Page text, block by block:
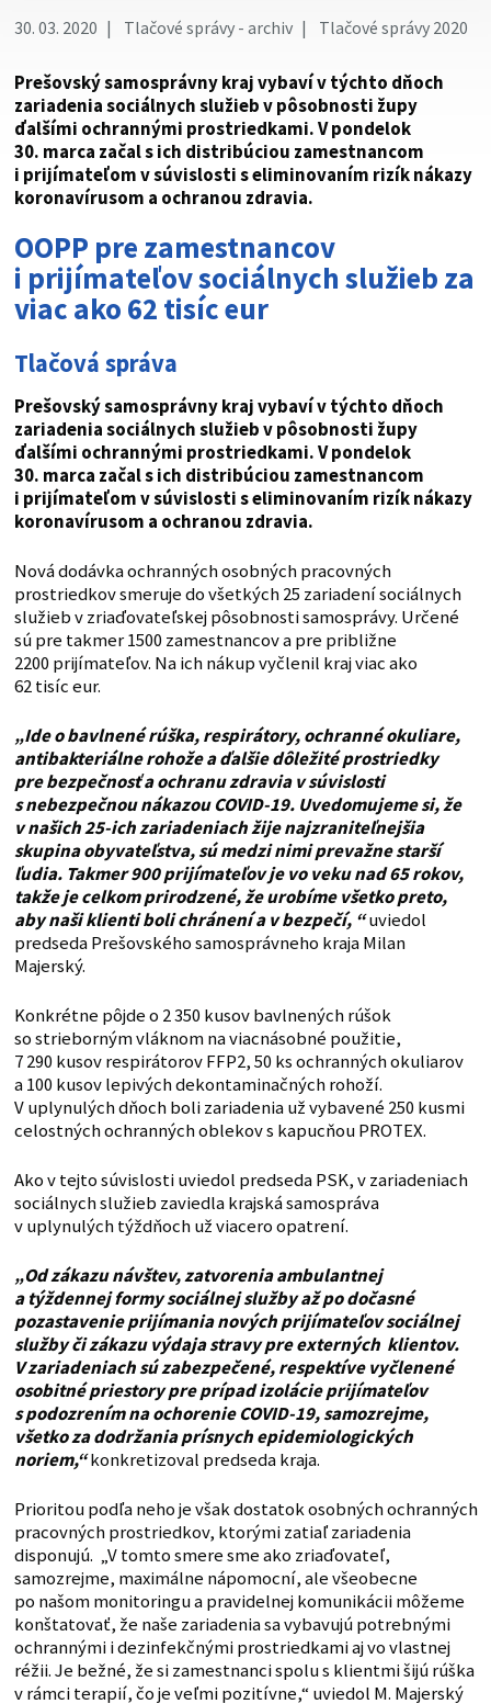
30. 03. 2020 Tlačové správy - archiv Tlačové správy 2020
Prešovský samosprávny kraj vybaví v týchto dňoch
zariadenia sociálnych služieb v pôsobnosti župy
ďalšími ochrannými prostriedkami. V pondelok
30. marca začal s ich distribúciou zamestnancom
i prijímateľom v súvislosti s eliminovaním rizík nákazy
koronavírusom a ochranou zdravia.
OOPP pre zamestnancov
i prijímateľov sociálnych služieb za
viac ako 62 tisíc eur
Tlačová správa
Prešovský samosprávny kraj vybaví v týchto dňoch
zariadenia sociálnych služieb v pôsobnosti župy
ďalšími ochrannými prostriedkami. V pondelok
30. marca začal s ich distribúciou zamestnancom
i prijímateľom v súvislosti s eliminovaním rizík nákazy
koronavírusom a ochranou zdravia.
Nová dodávka ochranných osobných pracovných
prostriedkov smeruje do všetkých 25 zariadení sociálnych
služieb v zriaďovateľskej pôsobnosti samosprávy. Určené
sú pre takmer 1500 zamestnancov a pre približne
2200 prijímateľov. Na ich nákup vyčlenil kraj viac ako
62 tisíc eur.
„Ide o bavlnené rúška, respirátory, ochranné okuliare,
antibakteriálne rohože a ďalšie dôležité prostriedky
pre bezpečnosť a ochranu zdravia v súvislosti
s nebezpečnou nákazou COVID-19. Uvedomujeme si, že
v našich 25-ich zariadeniach žije najzraniteľnejšia
skupina obyvateľstva, sú medzi nimi prevažne starší
ľudia. Takmer 900 prijímateľov je vo veku nad 65 rokov,
takže je celkom prirodzené, že urobíme všetko preto,
aby naši klienti boli chránení a v bezpečí, “uviedol
predseda Prešovského samosprávneho kraja Milan
Majerský.
Konkrétne pôjde o 2 350 kusov bavlnených rúšok
so strieborným vláknom na viacnásobné použitie,
7 290 kusov respirátorov FFP2, 50 ks ochranných okuliarov
a 100 kusov lepivých dekontaminačných rohoží.
V uplynulých dňoch boli zariadenia už vybavené 250 kusmi
celostných ochranných oblekov s kapucňou PROTEX.
Ako v tejto súvislosti uviedol predseda PSK, v zariadeniach
sociálnych služieb zaviedla krajská samospráva
v uplynulých týždňoch už viacero opatrení.
„Od zákazu návštev, zatvorenia ambulantnej
a týždennej formy sociálnej služby až po dočasné
pozastavenie prijímania nových prijímateľov sociálnej
služby či zákazu výdaja stravy pre externých klientov.
V zariadeniach sú zabezpečené, respektíve vyčlenené
osobitné priestory pre prípad izolácie prijímateľov
s podozrením na ochorenie COVID-19, samozrejme,
všetko za dodržania prísnych epidemiologických
noriem,“konkretizoval predseda kraja.
Prioritou podľa neho je však dostatok osobných ochranných
pracovných prostriedkov, ktorými zatiaľ zariadenia
disponujú. „V tomto smere sme ako zriaďovateľ,
samozrejme, maximálne nápomocní, ale všeobecne
po našom monitoringu a pravidelnej komunikácii môžeme
konštatovať, že naše zariadenia sa vybavujú potrebnými
ochrannými i dezinfekčnými prostriedkami aj vo vlastnej
réžii. Je bežné, že si zamestnanci spolu s klientmi šijú rúška
v rámci terapií, čo je veľmi pozitívne,“ uviedol M. Majerský